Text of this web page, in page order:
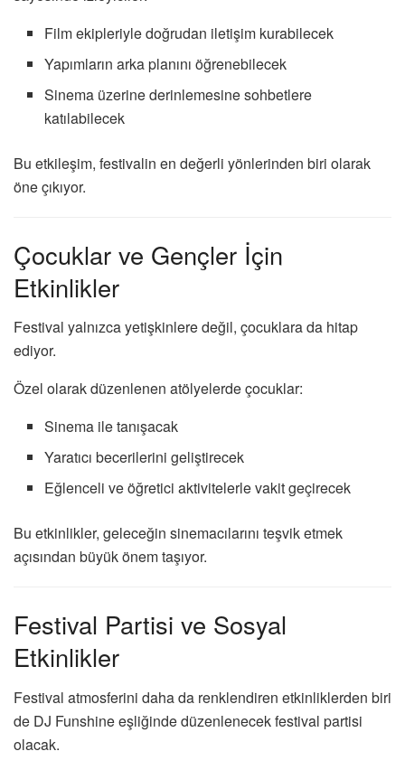
Film ekipleriyle doğrudan iletişim kurabilecek
Yapımların arka planını öğrenebilecek
Sinema üzerine derinlemesine sohbetlere
katılabilecek
Bu etkileşim, festivalin en değerli yönlerinden biri olarak
öne çıkıyor.
Çocuklar ve Gençler İçin
Etkinlikler
Festival yalnızca yetişkinlere değil, çocuklara da hitap
ediyor.
Özel olarak düzenlenen atölyelerde çocuklar:
Sinema ile tanışacak
Yaratıcı becerilerini geliştirecek
Eğlenceli ve öğretici aktivitelerle vakit geçirecek
Bu etkinlikler, geleceğin sinemacılarını teşvik etmek
açısından büyük önem taşıyor.
Festival Partisi ve Sosyal
Etkinlikler
Festival atmosferini daha da renklendiren etkinliklerden biri
de DJ Funshine eşliğinde düzenlenecek festival partisi
olacak.